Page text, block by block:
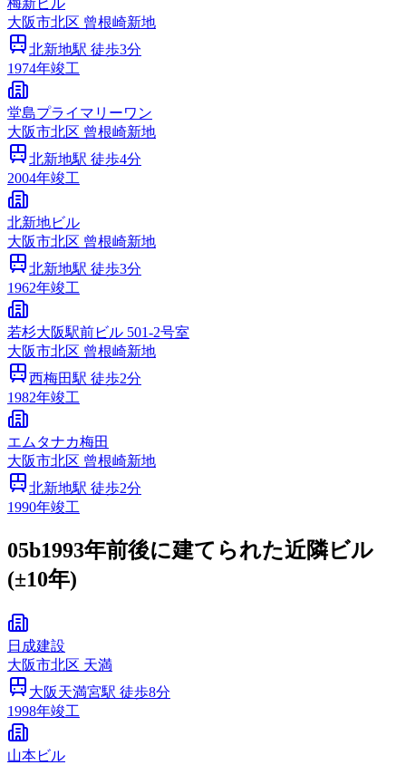
大阪市北区 曾根崎新地
北新地駅 徒歩3分
1974年竣工
堂島プライマリーワン
大阪市北区 曾根崎新地
北新地駅 徒歩4分
2004年竣工
北新地ビル
大阪市北区 曾根崎新地
北新地駅 徒歩3分
1962年竣工
若杉大阪駅前ビル 501-2号室
大阪市北区 曾根崎新地
西梅田駅 徒歩2分
1982年竣工
エムタナカ梅田
大阪市北区 曾根崎新地
北新地駅 徒歩2分
1990年竣工
05b1993年前後に建てられた近隣ビル
(±10年)
日成建設
大阪市北区 天満
大阪天満宮駅 徒歩8分
1998年竣工
山本ビル